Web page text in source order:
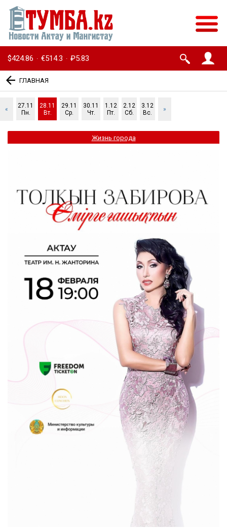
$424.86 · €514.3 · ₽5.83
ГЛАВНАЯ
«
27.11
Пн.
28.11
Вт.
29.11
Ср.
30.11
Чт.
1.12
Пт.
2.12
Сб.
3.12
Вс.
»
Жизнь города